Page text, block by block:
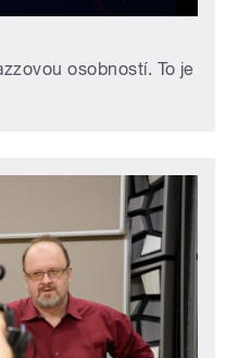
osobností. To je